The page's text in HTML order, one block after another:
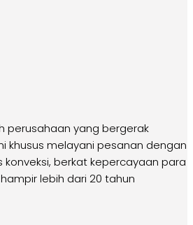
perusahaan yang bergerak
khusus melayani pesanan dengan
berkat kepercayaan para
lebih dari 20 tahun